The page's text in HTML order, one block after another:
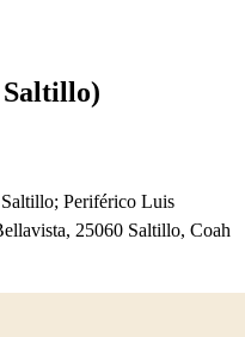
tillo)
tillo; Periférico Luis
sta, 25060 Saltillo, Coah